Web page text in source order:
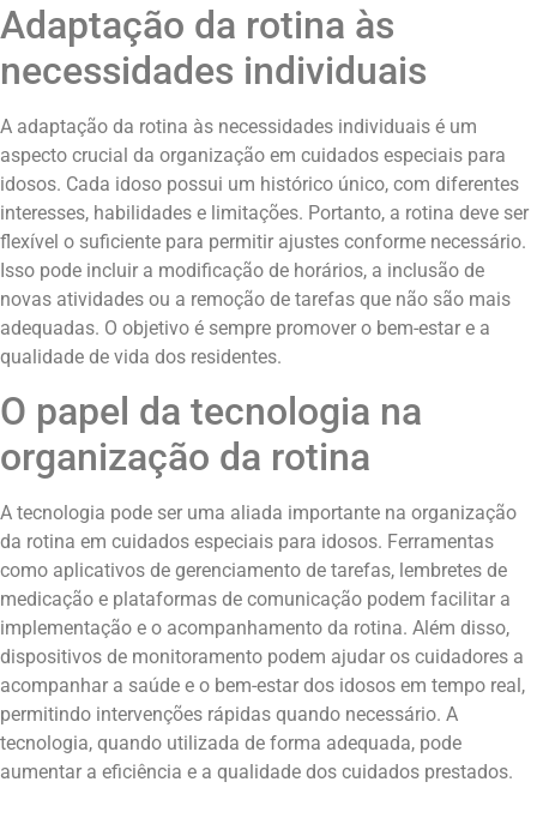
Adaptação da rotina às
necessidades individuais
A adaptação da rotina às necessidades individuais é um
aspecto crucial da organização em cuidados especiais para
idosos. Cada idoso possui um histórico único, com diferentes
interesses, habilidades e limitações. Portanto, a rotina deve ser
flexível o suficiente para permitir ajustes conforme necessário.
Isso pode incluir a modificação de horários, a inclusão de
novas atividades ou a remoção de tarefas que não são mais
adequadas. O objetivo é sempre promover o bem-estar e a
qualidade de vida dos residentes.
O papel da tecnologia na
organização da rotina
A tecnologia pode ser uma aliada importante na organização
da rotina em cuidados especiais para idosos. Ferramentas
como aplicativos de gerenciamento de tarefas, lembretes de
medicação e plataformas de comunicação podem facilitar a
implementação e o acompanhamento da rotina. Além disso,
dispositivos de monitoramento podem ajudar os cuidadores a
acompanhar a saúde e o bem-estar dos idosos em tempo real,
permitindo intervenções rápidas quando necessário. A
tecnologia, quando utilizada de forma adequada, pode
aumentar a eficiência e a qualidade dos cuidados prestados.